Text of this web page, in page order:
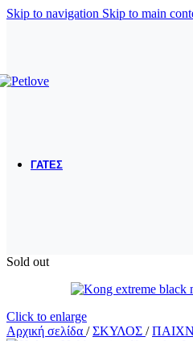
Skip to navigation Skip to main
ΓΑΤΕΣ
ΜΠΟΛΑΚΙΑ
Sold out
Click to enlarge
Αρχική σελίδα / ΣΚΥΛΟΣ /